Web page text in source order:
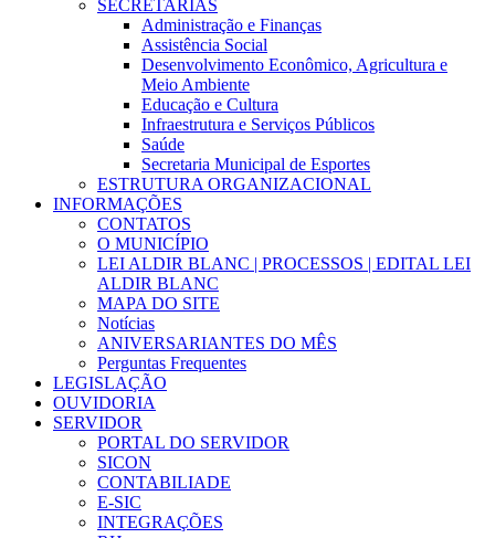
SECRETARIAS
Administração e Finanças
Assistência Social
Desenvolvimento Econômico, Agricultura e
Meio Ambiente
Educação e Cultura
Infraestrutura e Serviços Públicos
Saúde
Secretaria Municipal de Esportes
ESTRUTURA ORGANIZACIONAL
INFORMAÇÕES
CONTATOS
O MUNICÍPIO
LEI ALDIR BLANC | PROCESSOS | EDITAL LEI
ALDIR BLANC
MAPA DO SITE
Notícias
ANIVERSARIANTES DO MÊS
Perguntas Frequentes
LEGISLAÇÃO
OUVIDORIA
SERVIDOR
PORTAL DO SERVIDOR
SICON
CONTABILIADE
E-SIC
INTEGRAÇÕES